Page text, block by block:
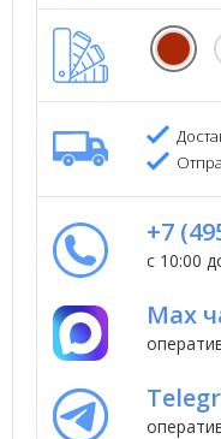
+7
с 10:00
Max